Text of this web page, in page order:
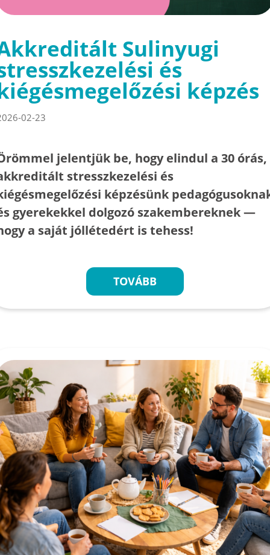
Sulinyugi
és
képzés
02-23
jelentjük be, hogy elindul a 30 órás,
stresszkezelési és
képzésünk
gyerekekkel dolgozó szakembereknek —
a saját jóllétedért is tehess!
TOVÁBB